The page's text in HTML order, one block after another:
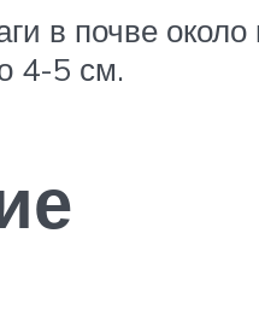
в почве
4-5 см.